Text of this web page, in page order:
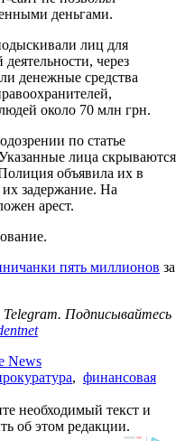
деньгами.
лиц для
через
денежные средства
около 70 млн грн.
по статье
лица скрываются
объявила их в
задержание. На
арест.
пять миллионов за
Telegram. Подписывайтесь
News
, финансовая
необходимый текст и
об этом редакции.